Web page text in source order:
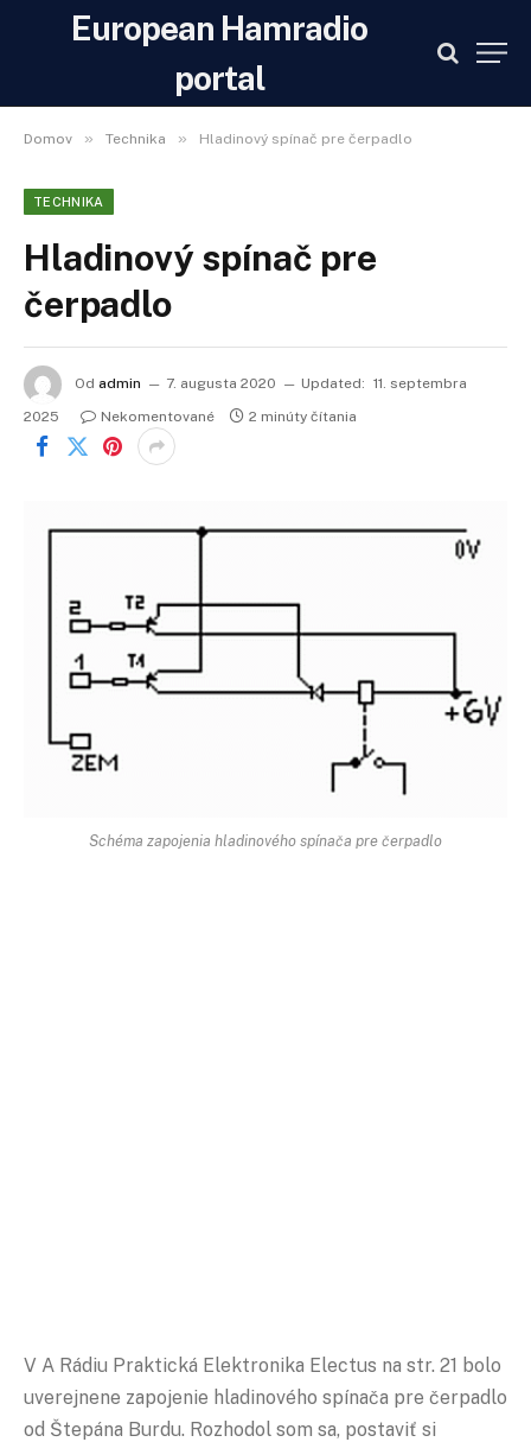
European Hamradio
portal
Domov » Technika » Hladinový spínač pre čerpadlo
TECHNIKA
Hladinový spínač pre
čerpadlo
Od admin 7. augusta 2020 Updated: 11. septembra
2025
Nekomentované 2 minúty čítania
Schéma zapojenia hladinového spínača pre čerpadlo
V A Rádiu Praktická Elektronika Electus na str. 21 bolo
uverejnene zapojenie hladinového spínača pre čerpadlo
od Štepána Burdu. Rozhodol som sa, postaviť si